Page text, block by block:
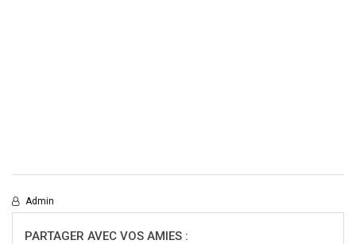
Admin
PARTAGER AVEC VOS AMIES :